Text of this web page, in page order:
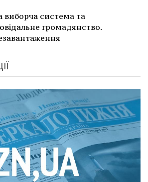
виборча система та
громадянство.